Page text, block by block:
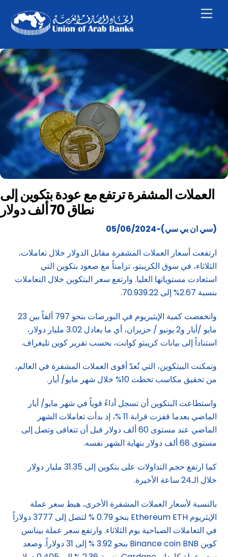
content
العملات المشفرة ترتفع مع عودة بتكوين إلى
نطاق 70 ألف دولار
(سي ان بي سي)-05/06/2024
ارتفعت أسعار العملات المشفرة مقابل الدولار خلال تعاملات،
الثلاثاء، في سوق الكريبتو، تزامناً مع صعود بتكوين التي
استعادت مستوياتها العليا. وارتفع سعر البتكوين خلال التعاملات
بنسبة 2.67% إلى 70.939.22.
وانخفضت كمية الإيثيريوم في البورصات بنحو 797 ألفاً بين 23
مايو /أيار و2 يونيو / حزيران، أي ما يعادل 3.02 مليار دولار،
استناداً إلى بيانات كريبتو كوانت، بحسب تقرير كوين تليغراف.
وتمكنت البيتكوين، التي تُعدّ أقوى العملات المشفرة في العالم،
من تحقيق مكاسب تخطت 10% خلال شهر مايو/ أيار.
واستطاعت البتكوين أن تسجل أداءً قوياً في شهر مايو/ أيار
الماضي بعدما قفزت قرابة 11 %، إذ بدأت تعاملات الشهر
الماضي عند مستوى 60 ألف دولار قبل أن تتعافى وتصل إلى
مستوى 68 ألف دولار بنهاية الشهر نفسه.
كما ارتفع حجم التداولات على بتكوين إلى 31.35 مليار دولار
خلال الـ24 ساعة الأخيرة.
بالنسبة لأسعار العملات المشفرة الأخرى، هبط سعر عملة
الإيثريوم Ethereum ETH بنحو 0.79 % لتصل إلى 3777 دولاراً
في التعاملات الصباحية يوم الثلاثاء. وارتفع سعر عملة بينانس
كوين Binance coin BNB بنحو 3.92 % إلى 31 دولاراً. وصعد